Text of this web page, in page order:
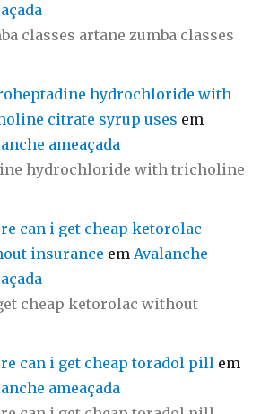
classes artane zumba classes
hydrochloride with
citrate syrup uses em
ameaçada
hydrochloride with tricholine
can i get cheap ketorolac
insurance em Avalanche
cheap ketorolac without
can i get cheap toradol pill em
ameaçada